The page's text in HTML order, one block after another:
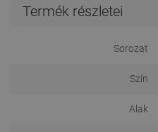
Termék részletei
Sorozat
Szín
Alak